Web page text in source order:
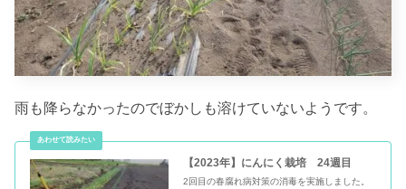
雨も降らなかったのでぼかしも溶けていないようです。
【2023年】にんにく栽培 24週目
2回目の春腐れ病対策の消毒を実施しました。